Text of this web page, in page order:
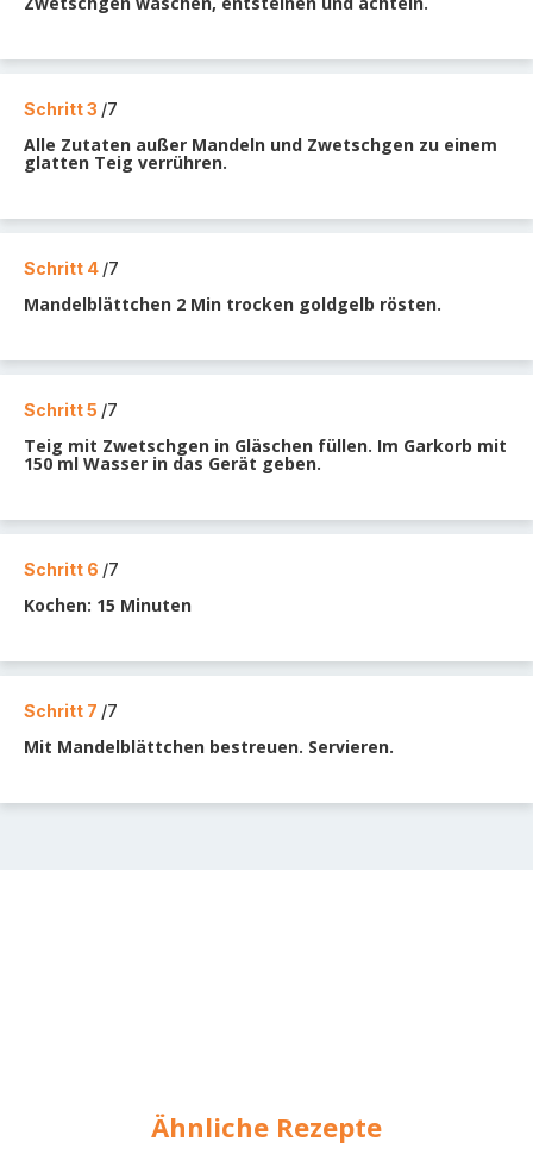
Schritt 3 /7
Alle Zutaten außer Mandeln und Zwetschgen zu einem
glatten Teig verrühren.
Schritt 4 /7
Mandelblättchen 2 Min trocken goldgelb rösten.
Schritt 5 /7
Teig mit Zwetschgen in Gläschen füllen. Im Garkorb mit
150 ml Wasser in das Gerät geben.
Schritt 6 /7
Kochen: 15 Minuten
Schritt 7 /7
Mit Mandelblättchen bestreuen. Servieren.
Ähnliche Rezepte